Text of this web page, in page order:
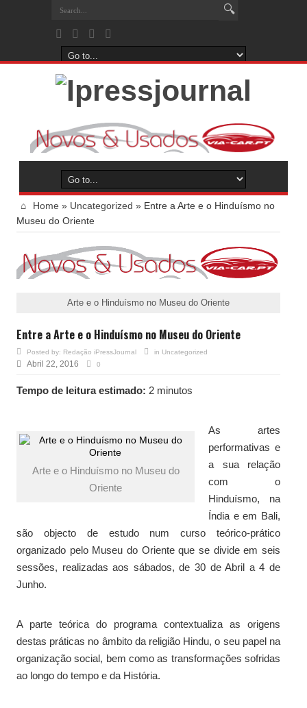
Home » Uncategorized » Entre a Arte e o Hinduísmo no
Museu do Oriente
Arte e o Hinduísmo no Museu do Oriente
Entre a Arte e o Hinduísmo no Museu do Oriente
Posted by: Redação iPressJournal in Uncategorized
Abril 22, 2016 0
Tempo de leitura estimado: 2 minutos
Arte e o Hinduísmo no Museu do
Oriente
As artes
performativas e
a sua relação
com o
Hinduísmo, na
Índia e em Bali,
são objecto de estudo num curso teórico-prático
organizado pelo Museu do Oriente que se divide em seis
sessões, realizadas aos sábados, de 30 de Abril a 4 de
Junho.
A parte teórica do programa contextualiza as origens
destas práticas no âmbito da religião Hindu, o seu papel na
organização social, bem como as transformações sofridas
ao longo do tempo e da História.